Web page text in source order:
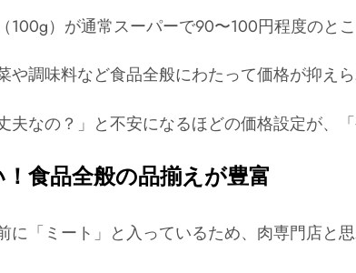
100g）が通常スーパーで90〜100円程度のと
や調味料など食品全般にわたって価格が抑えら
夫なの？」と不安になるほどの価格設定が、
食品全般の品揃えが豊富
に「ミート」と入っているため、肉専門店と